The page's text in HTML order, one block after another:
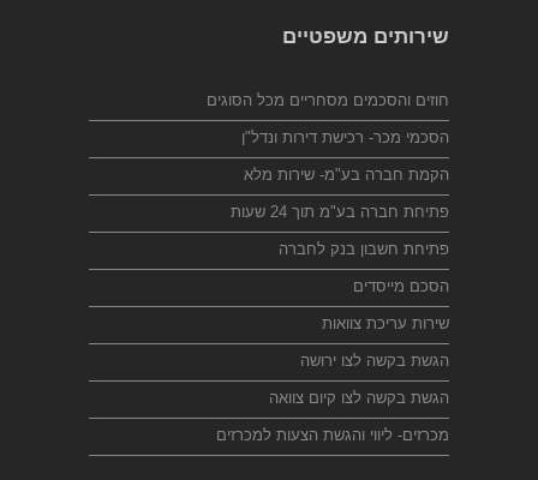
שירותים משפטיים
חוזים והסכמים מסחריים מכל הסוגים
הסכמי מכר- רכישת דירות ונדל"ן
הקמת חברה בע"מ- שירות מלא
פתיחת חברה בע"מ תוך 24 שעות
פתיחת חשבון בנק לחברה
הסכם מייסדים
שירות עריכת צוואות
הגשת בקשה לצו ירושה
הגשת בקשה לצו קיום צוואה
מכרזים- ליווי והגשת הצעות למכרזים